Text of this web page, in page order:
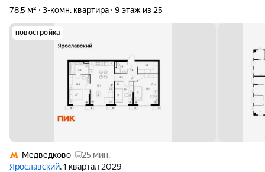
78,5 м²
3-комн. квартира 9 этаж из 25
новостройка
Медведково
25 мин.
Ярославский, 1 квартал 2029